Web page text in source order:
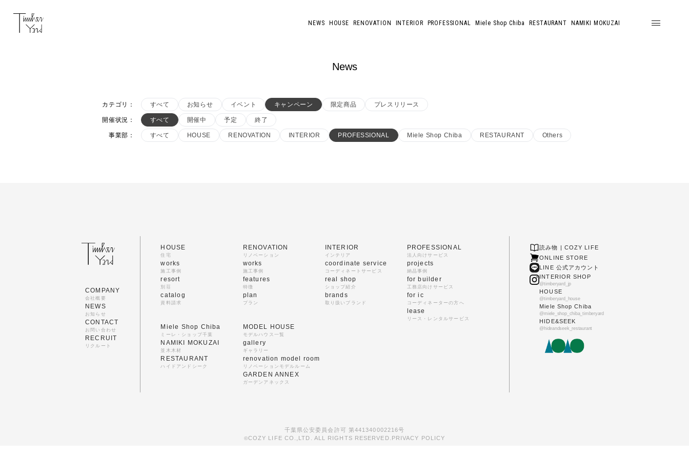
NEWS HOUSE RENOVATION INTERIOR PROFESSIONAL Miele Shop Chiba RESTAURANT NAMIKI MOKUZAI
News
カテゴリ ： すべて お知らせ イベント キャンペーン 限定商品 プレスリリース
開催状況 ： すべて 開催中 予定 終了
事業部 ： すべて HOUSE RENOVATION INTERIOR PROFESSIONAL Miele Shop Chiba RESTAURANT Others
COMPANY
会社概要
NEWS
お知らせ
CONTACT
お問い合わせ
RECRUIT
リクルート
HOUSE
住宅
works
施工事例
resort
別荘
catalog
資料請求
RENOVATION
リノベーション
works
施工事例
features
特徴
plan
プラン
INTERIOR
インテリア
coordinate service
コーディネートサービス
real shop
ショップ紹介
brands
取り扱いブランド
PROFESSIONAL
法人向けサービス
projects
納品事例
for builder
工務店向けサービス
for ic
コーディネーターの方へ
lease
リース・レンタルサービス
Miele Shop Chiba
ミーレ・ショップ千葉
NAMIKI MOKUZAI
並木木材
RESTAURANT
ハイドアンドシーク
MODEL HOUSE
モデルハウス一覧
gallery
ギャラリー
renovation model room
リノベーションモデルルーム
GARDEN ANNEX
ガーデンアネックス
読み物 | COZY LIFE
ONLINE STORE
LINE 公式アカウント
INTERIOR SHOP
@timberyard_jp
HOUSE
@timberyard_house
Miele Shop Chiba
@miele_shop_chiba_timberyard
HIDE&SEEK
@hideandseek_restaurant
千葉県公安委員会許可 第441340002216号
©COZY LIFE CO.,LTD. ALL RIGHTS RESERVED. PRIVACY POLICY